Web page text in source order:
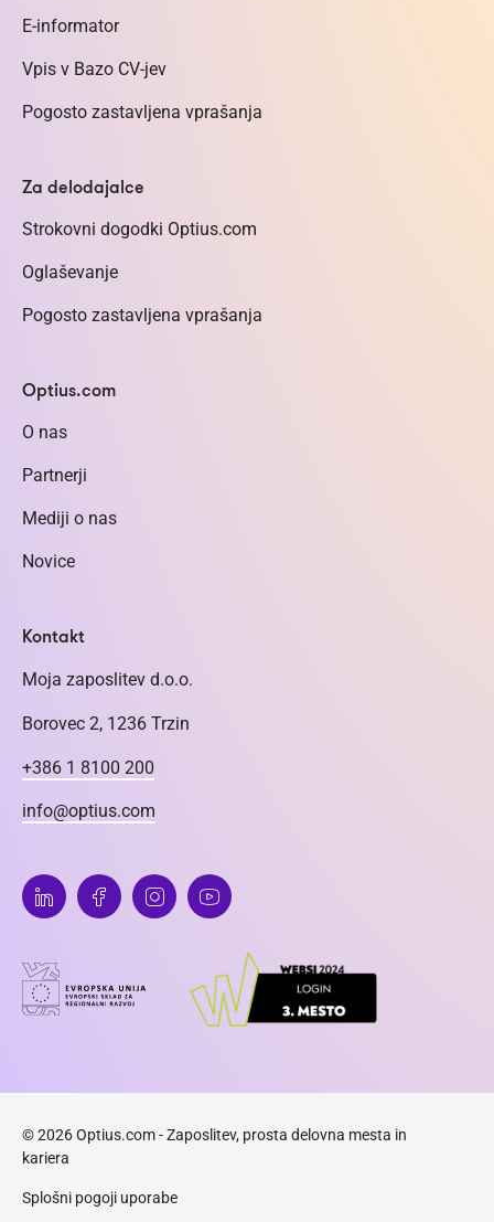
E-informator
Vpis v Bazo CV-jev
Pogosto zastavljena vprašanja
Za delodajalce
Strokovni dogodki Optius.com
Oglaševanje
Pogosto zastavljena vprašanja
Optius.com
O nas
Partnerji
Mediji o nas
Novice
Kontakt
Moja zaposlitev d.o.o.
Borovec 2, 1236 Trzin
+386 1 8100 200
info@optius.com
© 2026 Optius.com - Zaposlitev, prosta delovna mesta in
kariera
Splošni pogoji uporabe